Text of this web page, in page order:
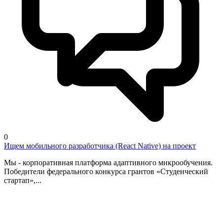
0
Ищем мобильного разработчика (React Native) на проект
Мы - корпоративная платформа адаптивного микрообучения.
Победители федерального конкурса грантов «Студенческий
стартап»,...